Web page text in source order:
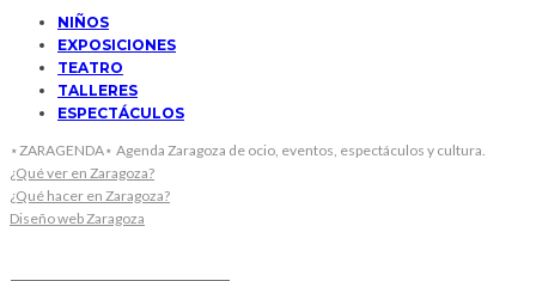
NIÑOS
EXPOSICIONES
TEATRO
TALLERES
ESPECTÁCULOS
⋆ZARAGENDA⋆ Agenda Zaragoza de ocio, eventos, espectáculos y cultura.
¿Qué ver en Zaragoza?
¿Qué hacer en Zaragoza?
Diseño web Zaragoza